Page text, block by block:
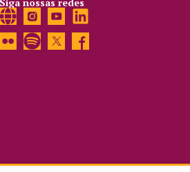
Siga nossas redes